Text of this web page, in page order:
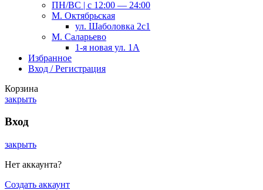
ПН/ВС | c 12:00 — 24:00
М. Октябрьская
ул. Шаболовка 2с1
М. Саларьево
1-я новая ул. 1А
Избранное
Вход / Регистрация
Корзина
закрыть
Вход
закрыть
Нет аккаунта?
Создать аккаунт